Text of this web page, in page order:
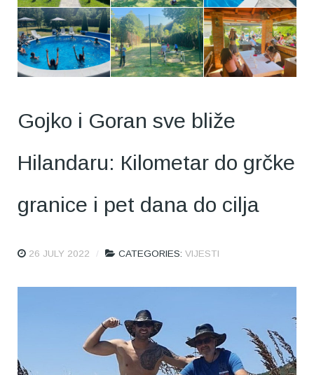
Gojko i Goran sve bliže
Hilandaru: Кilometar do grčke
granice i pet dana do cilja
26 JULY 2022 CATEGORIES: VIJESTI